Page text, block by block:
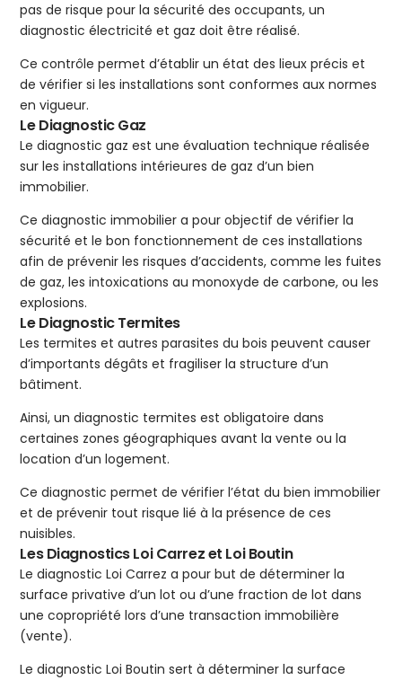
pas de risque pour la sécurité des occupants, un
diagnostic électricité et gaz doit être réalisé.
Ce contrôle permet d’établir un état des lieux précis et
de vérifier si les installations sont conformes aux normes
en vigueur.
Le Diagnostic Gaz
Le diagnostic gaz est une évaluation technique réalisée
sur les installations intérieures de gaz d’un bien
immobilier.
Ce diagnostic immobilier a pour objectif de vérifier la
sécurité et le bon fonctionnement de ces installations
afin de prévenir les risques d’accidents, comme les fuites
de gaz, les intoxications au monoxyde de carbone, ou les
explosions.
Le Diagnostic Termites
Les termites et autres parasites du bois peuvent causer
d’importants dégâts et fragiliser la structure d’un
bâtiment.
Ainsi, un diagnostic termites est obligatoire dans
certaines zones géographiques avant la vente ou la
location d’un logement.
Ce diagnostic permet de vérifier l’état du bien immobilier
et de prévenir tout risque lié à la présence de ces
nuisibles.
Les Diagnostics Loi Carrez et Loi Boutin
Le diagnostic Loi Carrez a pour but de déterminer la
surface privative d’un lot ou d’une fraction de lot dans
une copropriété lors d’une transaction immobilière
(vente).
Le diagnostic Loi Boutin sert à déterminer la surface